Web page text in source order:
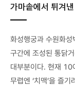
가마솥에서 튀겨
화성행궁과 수원화
구간에 조성된 통닭
대부분이다. 현재 10
무렵엔 ‘치맥’을 즐